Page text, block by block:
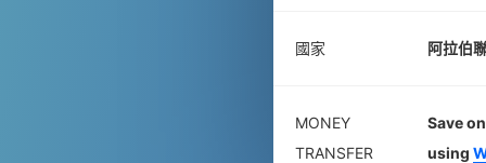
國家 阿拉伯
MONEY
TRANSFER
Save
using